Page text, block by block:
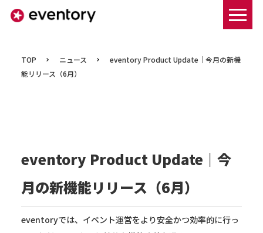
TOP ニュース
eventory Product Update｜今月の新機
能リリース（6月）
eventory Product Update｜今
月の新機能リリース（6月）
eventoryでは、イベント運営をより安全かつ効率的に行っ